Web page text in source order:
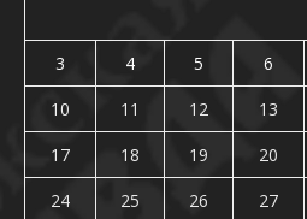
3
4 5 6
10
11 12 13
17
18 19 20
24
25 26 27